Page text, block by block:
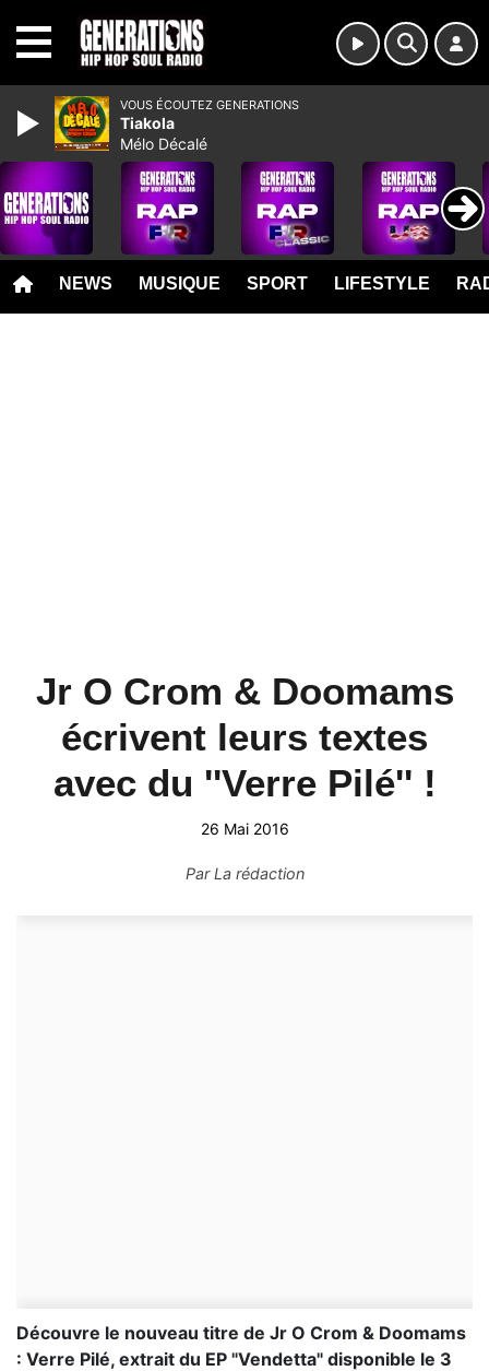
NEWS MUSIQUE SPORT LIFESTYLE
Jr O Crom & Doomams
écrivent leurs textes
avec du ''Verre Pilé'' !
26 Mai 2016
ParLa rédaction
Découvre le nouveau titre de Jr O Crom & Doomams
: Verre Pilé, extrait du EP "Vendetta" disponible le 3
VOUS ÉCOUTEZ GENERATIONS
Tiakola
Mélo Décalé